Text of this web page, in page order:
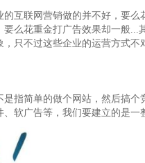
的互联网营销做的并不好，要么
要么花重金打广告效果却一般...
，只不过这些企业的运营方式不
是指简单的做个网站，然后搞个
、软广告等，我们要建立的是一